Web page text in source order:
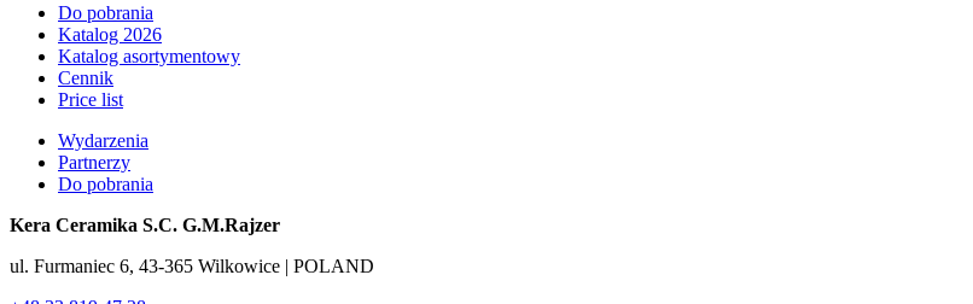
Do pobrania
Katalog 2026
Katalog asortymentowy
Cennik
Price list
Wydarzenia
Partnerzy
Do pobrania
Kera Ceramika S.C. G.M.Rajzer
ul. Furmaniec 6, 43-365 Wilkowice | POLAND